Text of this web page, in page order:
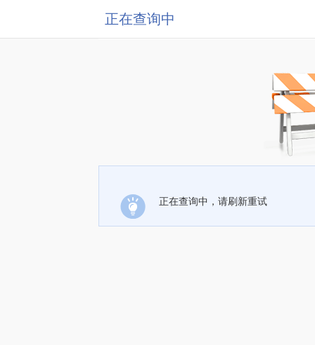
正在查询中
正在查询中，请刷新重试